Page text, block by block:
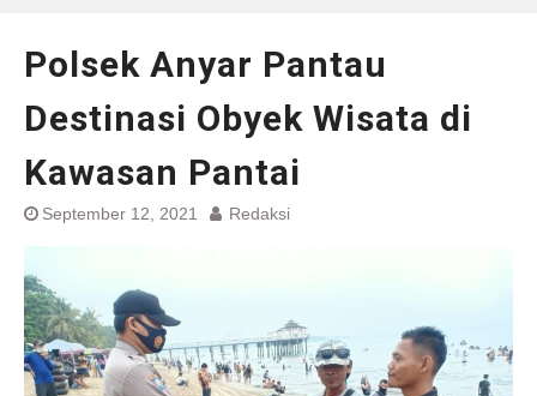
Polsek Anyar Pantau
Destinasi Obyek Wisata di
Kawasan Pantai
September 12, 2021 Redaksi